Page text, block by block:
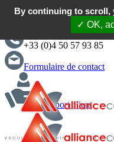
English
+33 (0)4 50 57 93 85
Formulaire de contact
Support client
By continuing to scroll,
✓ OK,